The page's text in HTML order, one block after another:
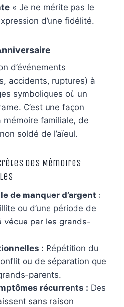
« Je ne mérite pas le
d’une fidélité.
d’événements
accidents, ruptures) à
symboliques où un
C’est une façon
mémoire familiale, de
soldé de l’aïeul.
des Mémoires
de manquer d’argent :
ou d’une période de
vécue par les grands-
: Répétition du
ou de séparation que
parents.
récurrents : Des
sans raison